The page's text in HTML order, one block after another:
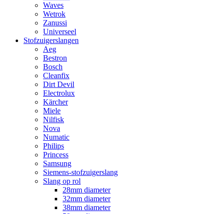
Waves
Wetrok
Zanussi
Universeel
Stofzuigerslangen
Aeg
Bestron
Bosch
Cleanfix
Dirt Devil
Electrolux
Kärcher
Miele
Nilfisk
Nova
Numatic
Philips
Princess
Samsung
Siemens-stofzuigerslang
Slang op rol
28mm diameter
32mm diameter
38mm diameter